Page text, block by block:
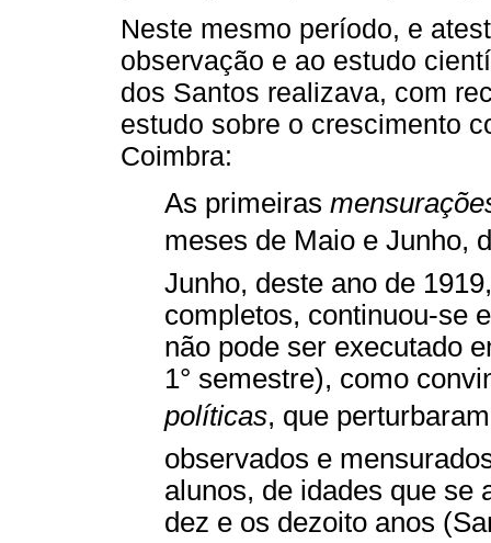
Neste mesmo período, e
observação e ao estudo
dos Santos realizava, com
estudo sobre o crescimento
Coimbra:
As primeiras
meses de Maio e Junho,
Junho, deste ano de
completos, continuou-se
não pode ser executado
1° semestre), como
políticas, que
observados e
alunos, de idades que se
dez e os dezoito anos